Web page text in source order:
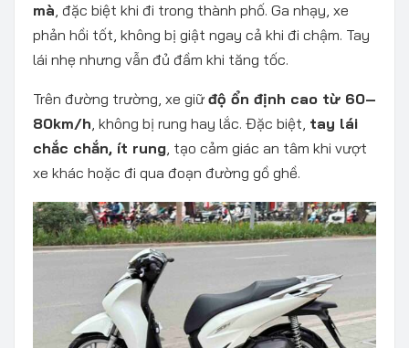
mà, đặc biệt khi đi trong thành phố. Ga nhạy, xe
phản hồi tốt, không bị giật ngay cả khi đi chậm. Tay
lái nhẹ nhưng vẫn đủ đầm khi tăng tốc.
Trên đường trường, xe giữ độ ổn định cao từ 60–
80km/h, không bị rung hay lắc. Đặc biệt, tay lái
chắc chắn, ít rung, tạo cảm giác an tâm khi vượt
xe khác hoặc đi qua đoạn đường gồ ghề.